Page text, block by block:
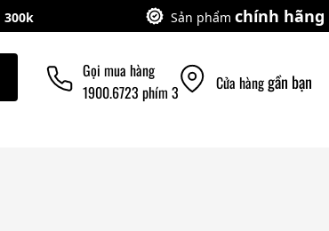
300k Sản phẩm chính hãng
Gọi mua hàng
1900.6723 phím 3
Cửa hànggần bạn